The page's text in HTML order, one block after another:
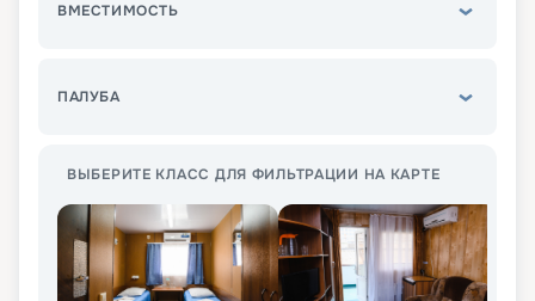
ВМЕСТИМОСТЬ
ПАЛУБА
ВЫБЕРИТЕ КЛАСС ДЛЯ ФИЛЬТРАЦИИ НА КАРТЕ